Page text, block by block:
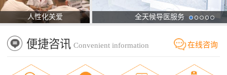
人性化关爱 全天候导医服务
便捷咨讯 Convenient information 在线咨询